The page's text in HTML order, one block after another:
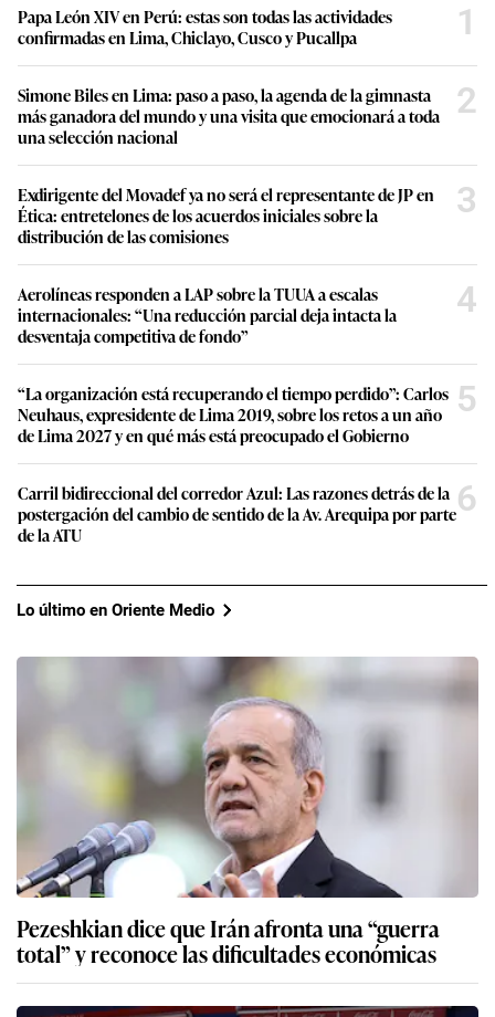
Papa León XIV en Perú: estas son todas las actividades
confirmadas en Lima, Chiclayo, Cusco y Pucallpa
1
Simone Biles en Lima: paso a paso, la agenda de la gimnasta
más ganadora del mundo y una visita que emocionará a toda
una selección nacional
2
Exdirigente del Movadef ya no será el representante de JP en
Ética: entretelones de los acuerdos iniciales sobre la
distribución de las comisiones
3
Aerolíneas responden a LAP sobre la TUUA a escalas
internacionales: “Una reducción parcial deja intacta la
desventaja competitiva de fondo”
4
“La organización está recuperando el tiempo perdido”: Carlos
Neuhaus, expresidente de Lima 2019, sobre los retos a un año
de Lima 2027 y en qué más está preocupado el Gobierno
5
Carril bidireccional del corredor Azul: Las razones detrás de la
postergación del cambio de sentido de la Av. Arequipa por parte
de la ATU
6
Lo último en Oriente Medio
Pezeshkian dice que Irán afronta una “guerra
total” y reconoce las dificultades económicas